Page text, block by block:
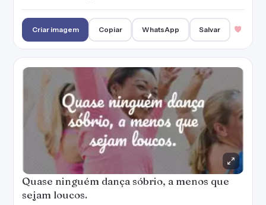
Criar imagem Copiar WhatsApp Salvar
Quase ninguém dança sóbrio, a menos que
sejam loucos.